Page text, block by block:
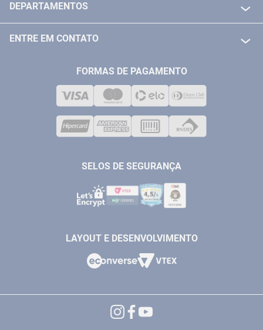
POLITICA DE TROCA E DEVOLUÇÃO
DEPARTAMENTOS
COMPRESSORES
ENTRE EM CONTATO
VENDAS ONLINE@ANTFERRAMENTAS.COM.BR
SAC@ANTFERRAMENTAS.COM.BR
FORMAS DE PAGAMENTO
SELOS DE SEGURANÇA
LAYOUT E DESENVOLVIMENTO